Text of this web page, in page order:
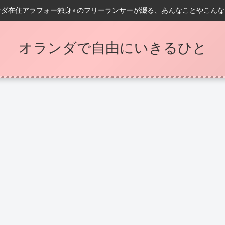
在住アラフォー独身♀️のフリーランサーが綴る、あんなことやこん
オランダで自由にいきるひと